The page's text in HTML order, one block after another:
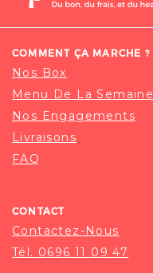
COMMENT ÇA MARCHE ?
Nos Box
Menu De La Semaine
Nos Engagements
Livraisons
FAQ
CONTACT
Contactez-Nous
Tél. 0696 11 09 47